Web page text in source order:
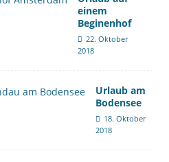
einem
Beginenhof
22. Oktober
2018
Urlaub am
Bodensee
18. Oktober
2018